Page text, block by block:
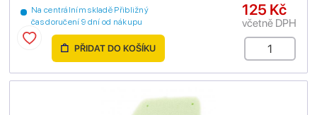
Na centrálním skladě Přibližný
čas doručení 9 dní od nákupu
125 Kč
včetně DPH
PŘIDAT DO KOŠÍKU